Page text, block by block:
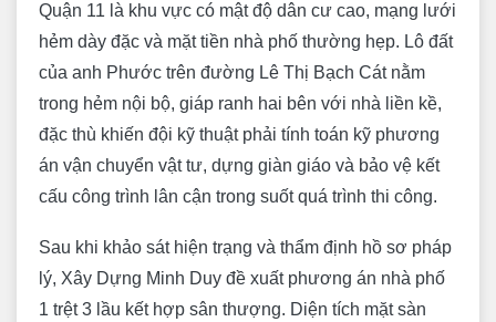
Quận 11 là khu vực có mật độ dân cư cao, mạng lưới
hẻm dày đặc và mặt tiền nhà phố thường hẹp. Lô đất
của anh Phước trên đường Lê Thị Bạch Cát nằm
trong hẻm nội bộ, giáp ranh hai bên với nhà liền kề,
đặc thù khiến đội kỹ thuật phải tính toán kỹ phương
án vận chuyển vật tư, dựng giàn giáo và bảo vệ kết
cấu công trình lân cận trong suốt quá trình thi công.
Sau khi khảo sát hiện trạng và thẩm định hồ sơ pháp
lý, Xây Dựng Minh Duy đề xuất phương án nhà phố
1 trệt 3 lầu kết hợp sân thượng. Diện tích mặt sàn